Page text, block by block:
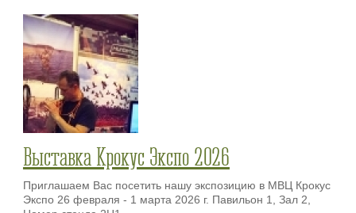
Выставка Крокус Экспо 2026
Приглашаем Вас посетить нашу экспозицию в МВЦ Крокус
Экспо 26 февраля - 1 марта 2026 г. Павильон 1, Зал 2,